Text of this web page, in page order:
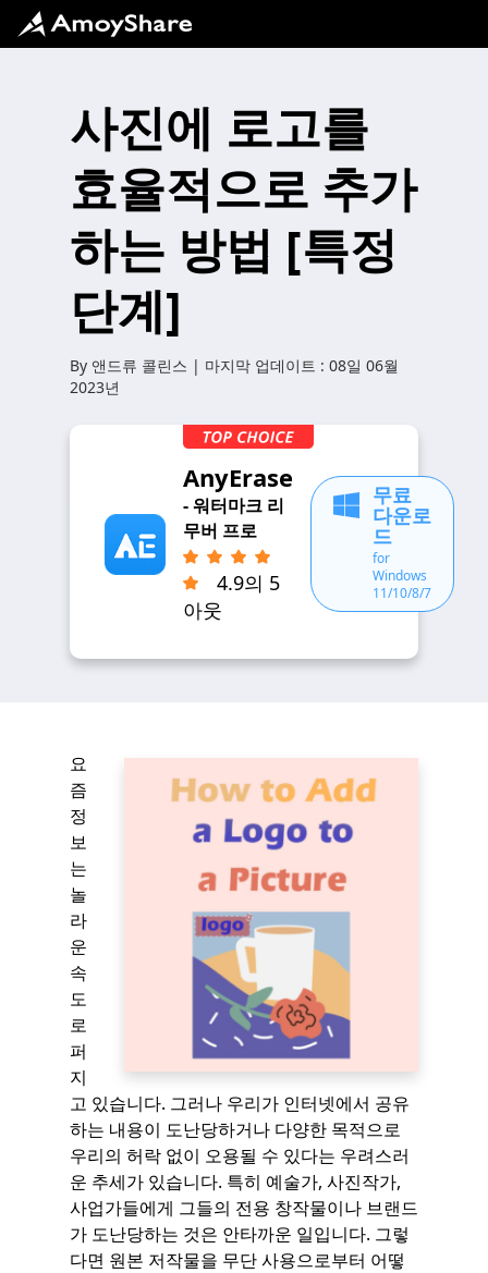
사진에 로고를
효율적으로 추가
하는 방법 [특정
단계]
By 앤드류 콜린스 | 마지막 업데이트 : 08일 06월
2023년
AnyErase
- 워터마크 리
무버 프로
4.9의 5
아웃
무료
다운로
드
for
Windows
11/10/8/7
요
즘
정
보
는
놀
라
운
속
도
로
퍼
지
고 있습니다. 그러나 우리가 인터넷에서 공유
하는 내용이 도난당하거나 다양한 목적으로
우리의 허락 없이 오용될 수 있다는 우려스러
운 추세가 있습니다. 특히 예술가, 사진작가,
사업가들에게 그들의 전용 창작물이나 브랜드
가 도난당하는 것은 안타까운 일입니다. 그렇
다면 원본 저작물을 무단 사용으로부터 어떻